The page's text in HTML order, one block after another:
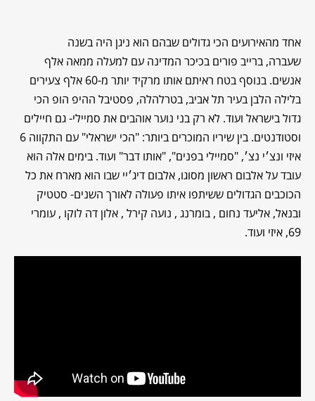
אחד מהאירועים הכי גדולים שבהם הוא ניגן היה בשנה
שעברה, ברייב פורים בכיכר המדינה עם למעלה ממאה אלף
אנשים. בנוסף בטח ראיתם אותו מרקיד יותר מ-60 אלף צעירים
בלילה הלבן בעיר תל אביב, בטרלהלה, פסטיבל ההיפ הופ הכי
גדול בישראל ועוד. לא רק בני נוער אוהבים את סמיילי- גם חיילים
וסטודנטים. בין שיריו המוכרים ביותר: "הכי ישראלי" עם התקווה 6
איזי ונצ׳י נצ׳, "סמיילי בפנים", "אותו דבר" ועוד. בימים אלה הוא
עובד על אלבום ראשון מסוגו, אלבום דיג׳יי שבו הוא מארח את כל
הכוכבים הגדולים ששיתפו איתו פעולה לאורך השנים- סטטיק
ובנאל, אליעד נחום , בומרנג , נועה קירל , אלון דה לוקו , עומרי
69, איזי ועוד.